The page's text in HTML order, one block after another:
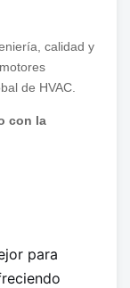
calidad y
de HVAC.
con la
para